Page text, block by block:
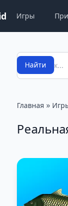
Игры
Поиск
Найти
Главная »